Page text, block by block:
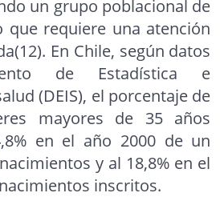
un grupo poblacional de
que requiere una atención
En Chile, según datos
de Estadística e
(DEIS), el porcentaje de
mayores de 35 años
en el año 2000 de un
y al 18,8% en el
inscritos.